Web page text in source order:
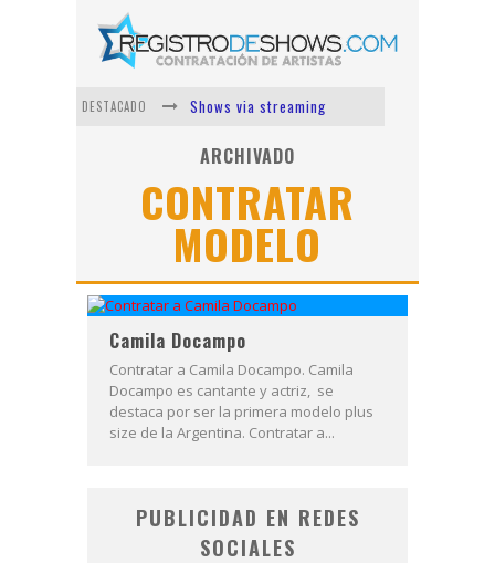
DESTACADO
Shows via streaming
Lit Killah
Nicki Nicole
Duki
Vi Em
Los Ángeles Azules
ARCHIVADO
CONTRATAR
MODELO
Camila Docampo
Contratar a Camila Docampo. Camila
Docampo es cantante y actriz, se
destaca por ser la primera modelo plus
size de la Argentina. Contratar a...
PUBLICIDAD EN REDES
SOCIALES